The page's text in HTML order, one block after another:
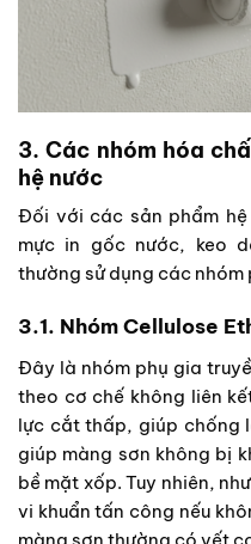
3. Các nhóm hóa
hệ nước
Đối với các sản phẩm
mực in gốc nước, keo
thường sử dụng các nhóm
3.1. Nhóm Cellulose
Đây là nhóm phụ gia
theo cơ chế không liên
lực cắt thấp, giúp chống
giúp màng sơn không bị
bề mặt xốp. Tuy nhiên,
vi khuẩn tấn công nếu